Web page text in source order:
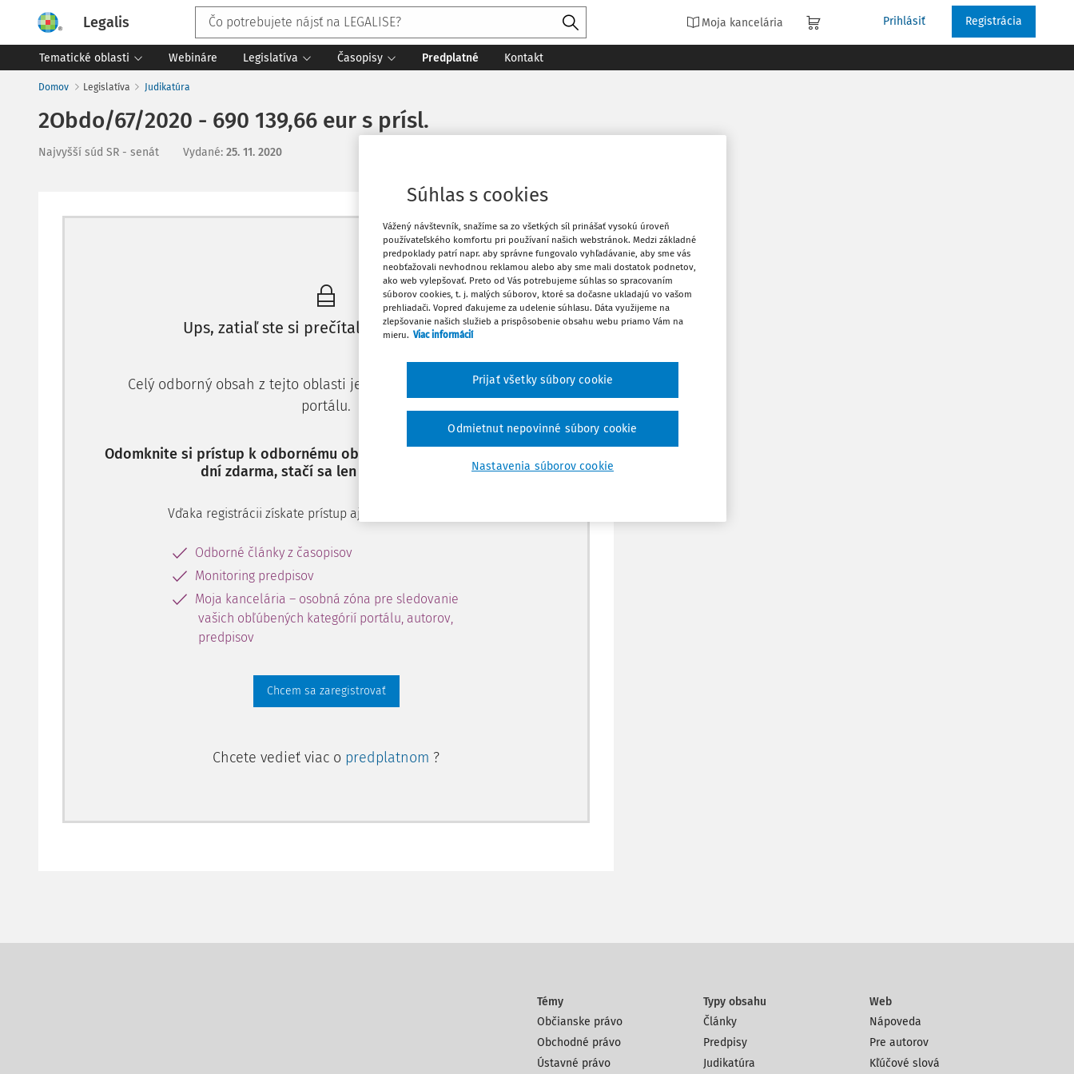
Legalis Moja kancelária Prihlásiť Registrácia
Tematické oblasti Webináre Legislatíva Časopisy Predplatné Kontakt
Domov Legislatíva Judikatúra
2Obdo/67/2020 - 690 139,66 eur s prísl.
Najvyšší súd SR - senát Vydané: 25. 11. 2020
Máte predplatné? Prihláste sa
Ups, zatiaľ ste si prečítali len začiatok...
Celý odborný obsah z tejto oblasti je dostupný predplatiteľom
portálu.
Odomknite si prístup k odbornému obsahu a získajte prístup na 10
dní zdarma, stačí sa len zaregistrovať.
Vďaka registrácii získate prístup aj k vybranému obsahu:
Odborné články z časopisov
Monitoring predpisov
Moja kancelária – osobná zóna pre sledovanie
vašich obľúbených kategórií portálu, autorov,
predpisov
Chcem sa zaregistrovať
Chcete vedieť viac o predplatnom ?
Vytlačiť
Obľúbené
Stiahnuť
Témy
Občianske právo
Obchodné právo
Ústavné právo
Typy obsahu
Články
Predpisy
Judikatúra
Web
Nápoveda
Pre autorov
Kľúčové slová
Súhlas s cookies
Vážený návštevník, snažíme sa zo všetkých síl prinášať vysokú úroveň
používateľského komfortu pri používaní našich webstránok. Medzi základné
predpoklady patrí napr. aby správne fungovalo vyhľadávanie, aby sme vás
neobťažovali nevhodnou reklamou alebo aby sme mali dostatok podnetov,
ako web vylepšovať. Preto od Vás potrebujeme súhlas so spracovaním
súborov cookies, t. j. malých súborov, ktoré sa dočasne ukladajú vo vašom
prehliadači. Vopred ďakujeme za udelenie súhlasu. Dáta využijeme na
zlepšovanie našich služieb a prispôsobenie obsahu webu priamo Vám na
mieru. Viac informácií
Nastavenia súborov cookie
Odmietnut nepovinné súbory cookie
Prijať všetky súbory cookie